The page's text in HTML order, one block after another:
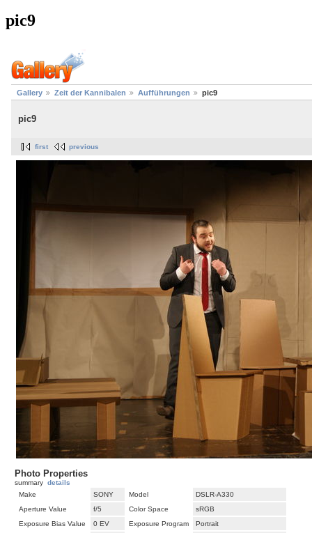
pic9
Gallery Zeit der Kannibalen Aufführungen pic9
pic9
first previous
Photo Properties
summary details
Make
SONY Model
DSLR-A330
Aperture Value
f/5 Color Space
sRGB
Exposure Bias Value
0 EV Exposure Program
Portrait